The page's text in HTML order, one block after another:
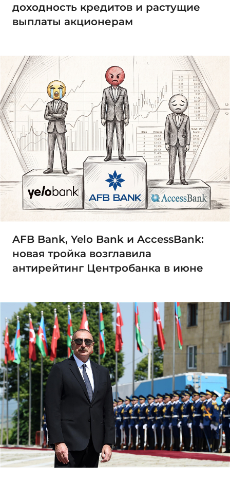
доходность кредитов и растущие
выплаты акционерам
AFB Bank, Yelo Bank и AccessBank:
новая тройка возглавила
антирейтинг Центробанка в июне